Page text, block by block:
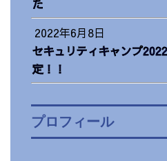
た
2022年6月8日
セキュリティキャンプ
定！！
プロフィール